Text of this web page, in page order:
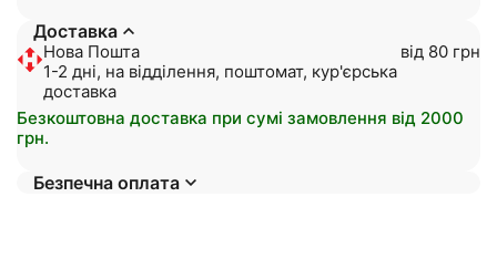
Доставка
Нова Пошта
1-2 дні, на відділення, поштомат, кур'єрська
доставка
від 80 грн
Безкоштовна доставка при сумі замовлення від 2000
грн.
Безпечна оплата